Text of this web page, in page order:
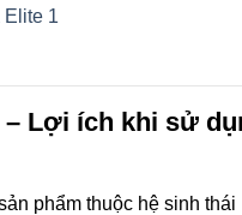
– Lợi ích khi sử
phẩm thuộc hệ sinh thái